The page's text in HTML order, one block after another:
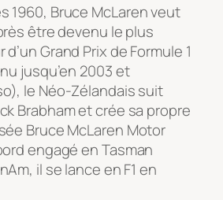
1960, Bruce McLaren veut
être devenu le plus
Grand Prix de Formule 1
jusqu’en 2003 et
le Néo-Zélandais suit
Brabham et crée sa propre
Bruce McLaren Motor
engagé en Tasman
il se lance en F1 en